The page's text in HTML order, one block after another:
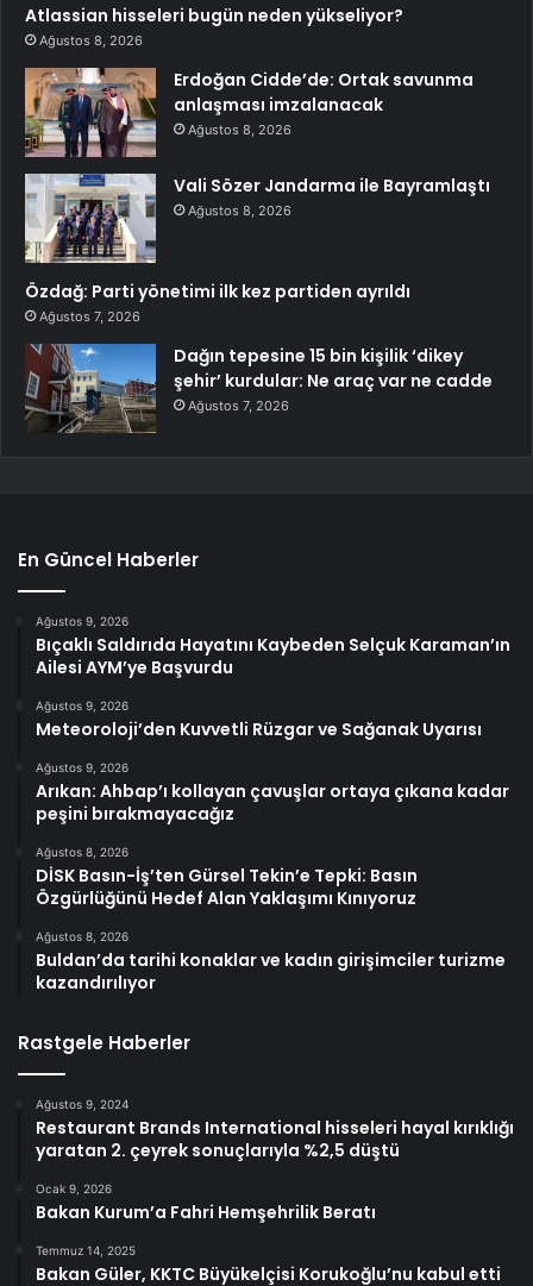
Atlassian hisseleri bugün neden yükseliyor?
Ağustos 8, 2026
Erdoğan Cidde’de: Ortak savunma
anlaşması imzalanacak
Ağustos 8, 2026
Vali Sözer Jandarma ile Bayramlaştı
Ağustos 8, 2026
Özdağ: Parti yönetimi ilk kez partiden ayrıldı
Ağustos 7, 2026
Dağın tepesine 15 bin kişilik ‘dikey
şehir’ kurdular: Ne araç var ne cadde
Ağustos 7, 2026
En Güncel Haberler
Ağustos 9, 2026
Bıçaklı Saldırıda Hayatını Kaybeden Selçuk Karaman’ın
Ailesi AYM’ye Başvurdu
Ağustos 9, 2026
Meteoroloji’den Kuvvetli Rüzgar ve Sağanak Uyarısı
Ağustos 9, 2026
Arıkan: Ahbap’ı kollayan çavuşlar ortaya çıkana kadar
peşini bırakmayacağız
Ağustos 8, 2026
DİSK Basın-İş’ten Gürsel Tekin’e Tepki: Basın
Özgürlüğünü Hedef Alan Yaklaşımı Kınıyoruz
Ağustos 8, 2026
Buldan’da tarihi konaklar ve kadın girişimciler turizme
kazandırılıyor
Rastgele Haberler
Ağustos 9, 2024
Restaurant Brands International hisseleri hayal kırıklığı
yaratan 2. çeyrek sonuçlarıyla %2,5 düştü
Ocak 9, 2026
Bakan Kurum’a Fahri Hemşehrilik Beratı
Temmuz 14, 2025
Bakan Güler, KKTC Büyükelçisi Korukoğlu’nu kabul etti